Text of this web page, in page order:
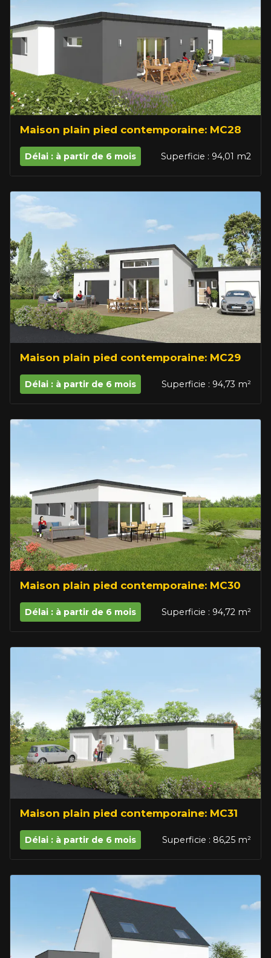
Maison plain pied contemporaine: MC28
Délai : à partir de 6 mois Superficie : 94,01 m2
Maison plain pied contemporaine: MC29
Délai : à partir de 6 mois Superficie : 94,73 m²
Maison plain pied contemporaine: MC30
Délai : à partir de 6 mois Superficie : 94,72 m²
Maison plain pied contemporaine: MC31
Délai : à partir de 6 mois Superficie : 86,25 m²